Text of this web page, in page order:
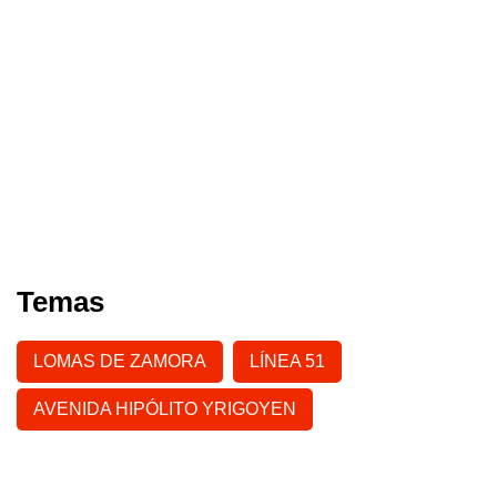
Temas
LOMAS DE ZAMORA LÍNEA 51
AVENIDA HIPÓLITO YRIGOYEN